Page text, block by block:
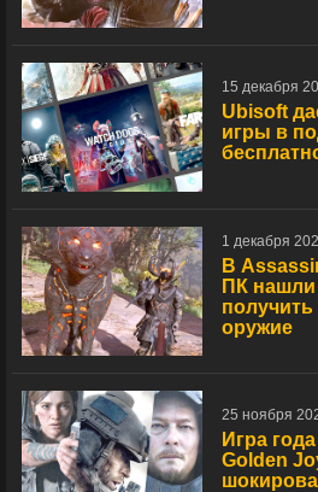
15 декабря
Ubisoft
игры в
1 декабря
В
ПК нашли
оружие
25 ноября
Игра
Golden